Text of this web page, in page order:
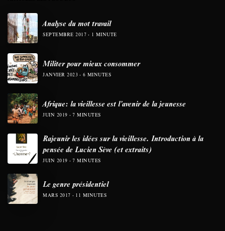
Analyse du mot travail
SEPTEMBRE 2017 1 MINUTE
Militer pour mieux consommer
JANVIER 2023 6 MINUTES
Afrique: la vieillesse est l’avenir de la jeunesse
JUIN 2019 7 MINUTES
Rajeunir les idées sur la vieillesse. Introduction à la
pensée de Lucien Sève (et extraits)
JUIN 2019 7 MINUTES
Le genre présidentiel
MARS 2017 11 MINUTES